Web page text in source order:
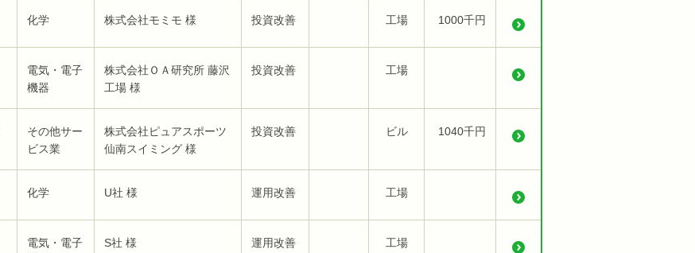
化学 株式会社モミモ 様 投資改善 工場 1000千円
電気・電子
機器
株式会社ＯＡ研究所 藤沢
工場 様
投資改善 工場
その他サー
ビス業
株式会社ピュアスポーツ
仙南スイミング 様
投資改善 ビル 1040千円
化学 U社 様 運用改善 工場
電気・電子
S社 様 運用改善 工場